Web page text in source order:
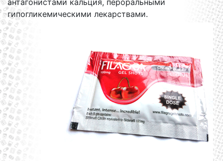
антагонистами кальция, пероральными
гипогликемическими лекарствами.